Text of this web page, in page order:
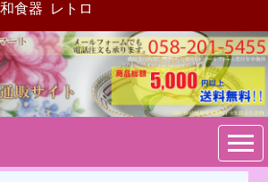
和食器 レトロ
食器：リサイクル
イトフリマート